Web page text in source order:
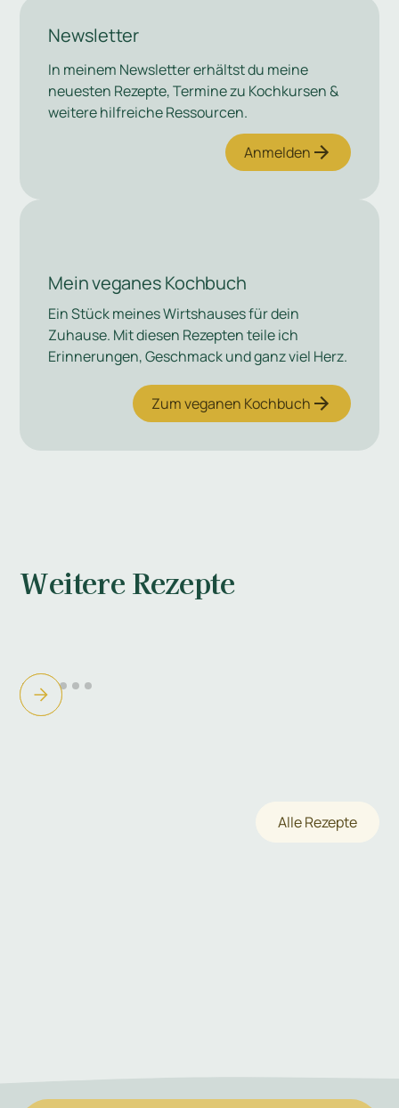
Newsletter
In meinem Newsletter erhältst du meine
neuesten Rezepte, Termine zu Kochkursen &
weitere hilfreiche Ressourcen.
Anmelden
Mein veganes Kochbuch
Ein Stück meines Wirtshauses für dein
Zuhause. Mit diesen Rezepten teile ich
Erinnerungen, Geschmack und ganz viel Herz.
Zum veganen Kochbuch
Weitere Rezepte
Alle Rezepte